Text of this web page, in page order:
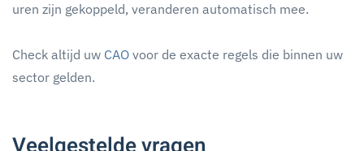
uren zijn gekoppeld, veranderen automatisch mee.
Check altijd uw CAO voor de exacte regels die binnen uw
sector gelden.